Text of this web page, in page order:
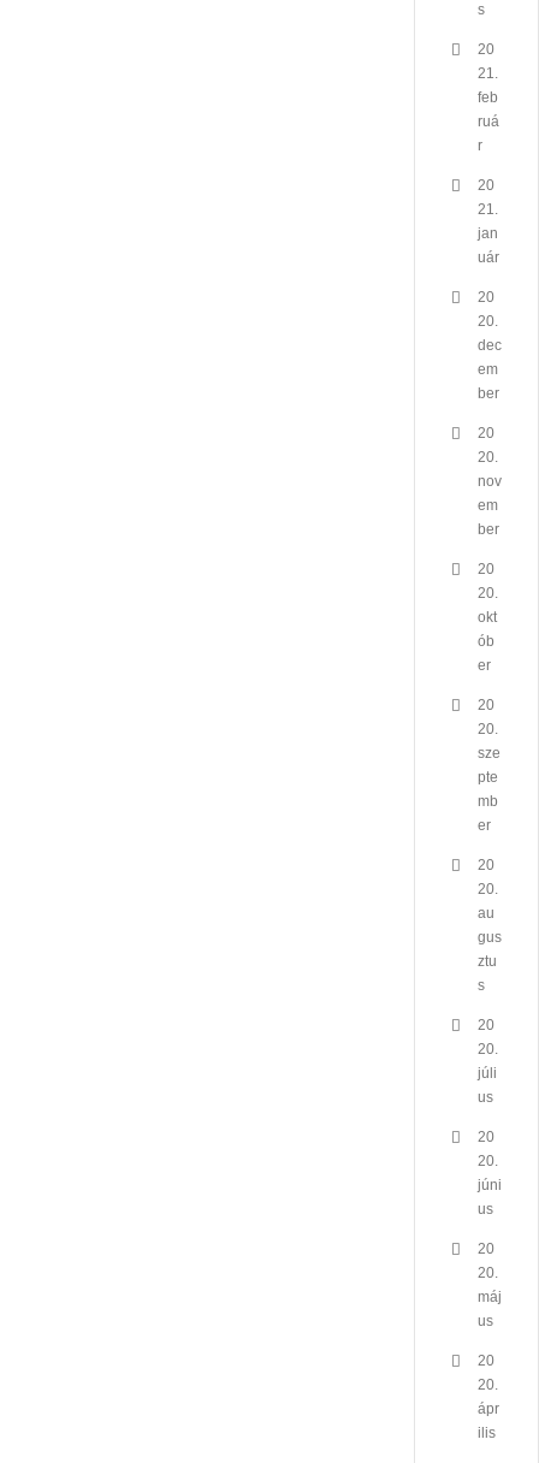
s
20
21.
feb
ruá
r
20
21.
jan
uár
20
20.
dec
em
ber
20
20.
nov
em
ber
20
20.
okt
ób
er
20
20.
sze
pte
mb
er
20
20.
au
gus
ztu
s
20
20.
júli
us
20
20.
júni
us
20
20.
máj
us
20
20.
ápr
ilis